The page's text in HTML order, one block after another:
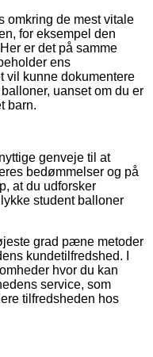
omkring de mest vitale
for eksempel den
er det på samme
ens
vil kunne dokumentere
uanset om du er
barn.
genveje til at
bedømmelser og på
at du udforsker
student balloner
grad pæne metoder
kundetilfredshed. I
hvor du kan
service, som
tilfredsheden hos